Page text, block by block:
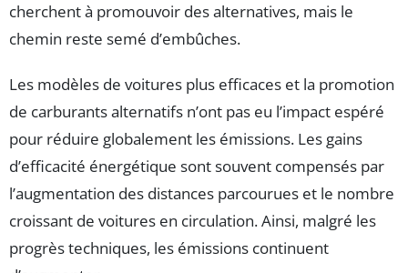
cherchent à promouvoir des alternatives, mais le
chemin reste semé d’embûches.
Les modèles de voitures plus efficaces et la promotion
de carburants alternatifs n’ont pas eu l’impact espéré
pour réduire globalement les émissions. Les gains
d’efficacité énergétique sont souvent compensés par
l’augmentation des distances parcourues et le nombre
croissant de voitures en circulation. Ainsi, malgré les
progrès techniques, les émissions continuent